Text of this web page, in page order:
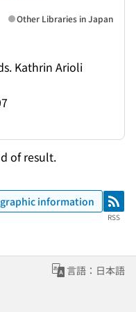
Kathrin Arioli
Other Libraries in Japan
of result.
information RSS
RSS
言語：日本語